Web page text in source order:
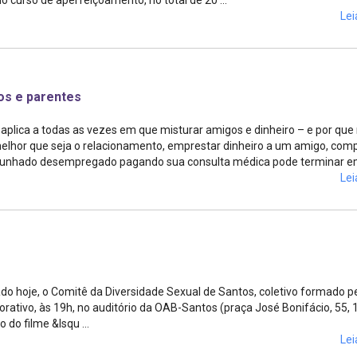
e parentes
a todas as vezes em que misturar amigos e dinheiro – e por que
que seja o relacionamento, emprestar dinheiro a um amigo,
desempregado pagando sua consulta médica pode terminar
hoje, o Comitê da Diversidade Sexual de Santos, coletivo formado
às 19h, no auditório da OAB-Santos (praça José Bonifácio, 55,
filme &lsqu ...